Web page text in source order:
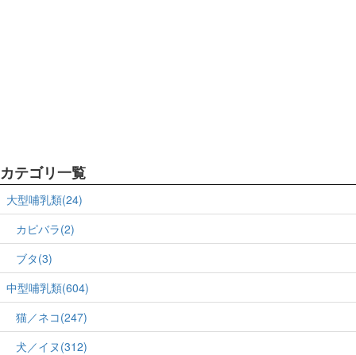
カテゴリ一覧
大型哺乳類(24)
カピバラ(2)
ブタ(3)
中型哺乳類(604)
猫／ネコ(247)
犬／イヌ(312)